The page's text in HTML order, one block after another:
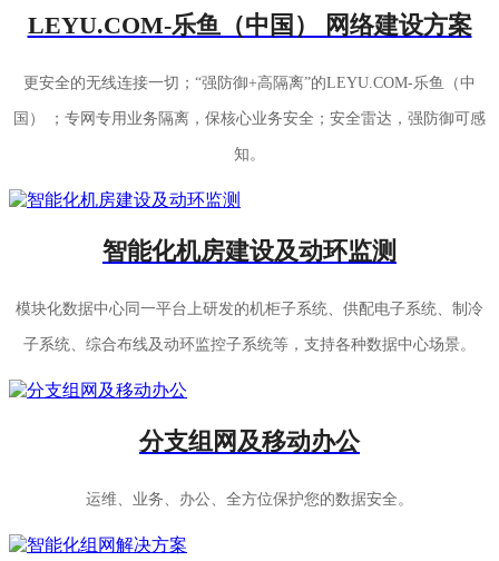
LEYU.COM-乐鱼（中国） 网络建设方案
更安全的无线连接一切；“强防御+高隔离”的LEYU.COM-乐鱼（中
国） ；专网专用业务隔离，保核心业务安全；安全雷达，强防御可感
知。
智能化机房建设及动环监测
模块化数据中心同一平台上研发的机柜子系统、供配电子系统、制冷
子系统、综合布线及动环监控子系统等，支持各种数据中心场景。
分支组网及移动办公
运维、业务、办公、全方位保护您的数据安全。